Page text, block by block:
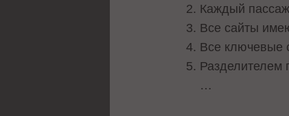
Каждый
Все сайты
Все ключевые
Разделителем
…